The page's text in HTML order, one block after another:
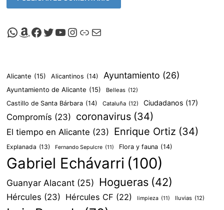
Canal de Whatsapp de Viscalacant
Comprar en Amazon
Facebook de Viscalacant
Twitter de Viscalacant
Canal de Youtube de Viscalacant
Instagram de Viscalacant
Viscalacant en Polkaverse
Correo electrónico
Alicante (15) Alicantinos (14) Ayuntamiento (26)
Ayuntamiento de Alicante (15) Belleas (12)
Castillo de Santa Bárbara (14) Cataluña (12) Ciudadanos (17)
Compromís (23) coronavirus (34)
El tiempo en Alicante (23) Enrique Ortiz (34)
Explanada (13) Fernando Sepulcre (11) Flora y fauna (14)
Gabriel Echávarri (100)
Guanyar Alacant (25) Hogueras (42)
Hércules (23) Hércules CF (22) limpieza (11) lluvias (12)